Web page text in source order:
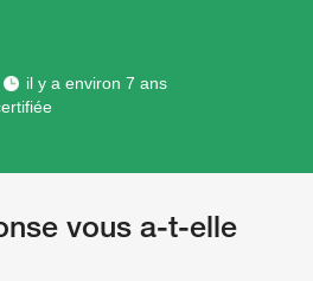
il y a environ 7 ans
vous a-t-elle